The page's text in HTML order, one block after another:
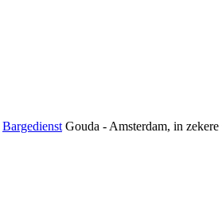
Bargedienst Gouda - Amsterdam, in